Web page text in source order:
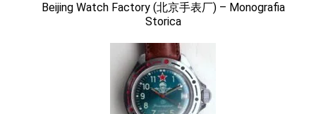
Beijing Watch Factory (北京手表厂) – Monografia
Storica